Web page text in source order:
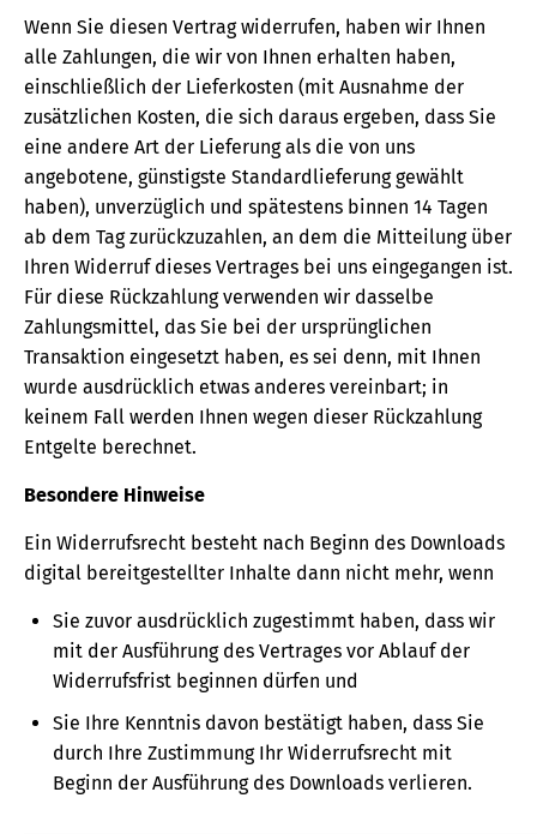
Wenn Sie diesen Vertrag widerrufen, haben wir Ihnen
alle Zahlungen, die wir von Ihnen erhalten haben,
einschließlich der Lieferkosten (mit Ausnahme der
zusätzlichen Kosten, die sich daraus ergeben, dass Sie
eine andere Art der Lieferung als die von uns
angebotene, günstigste Standardlieferung gewählt
haben), unverzüglich und spätestens binnen 14 Tagen
ab dem Tag zurückzuzahlen, an dem die Mitteilung über
Ihren Widerruf dieses Vertrages bei uns eingegangen ist.
Für diese Rückzahlung verwenden wir dasselbe
Zahlungsmittel, das Sie bei der ursprünglichen
Transaktion eingesetzt haben, es sei denn, mit Ihnen
wurde ausdrücklich etwas anderes vereinbart; in
keinem Fall werden Ihnen wegen dieser Rückzahlung
Entgelte berechnet.
Besondere Hinweise
Ein Widerrufsrecht besteht nach Beginn des Downloads
digital bereitgestellter Inhalte dann nicht mehr, wenn
Sie zuvor ausdrücklich zugestimmt haben, dass wir
mit der Ausführung des Vertrages vor Ablauf der
Widerrufsfrist beginnen dürfen und
Sie Ihre Kenntnis davon bestätigt haben, dass Sie
durch Ihre Zustimmung Ihr Widerrufsrecht mit
Beginn der Ausführung des Downloads verlieren.